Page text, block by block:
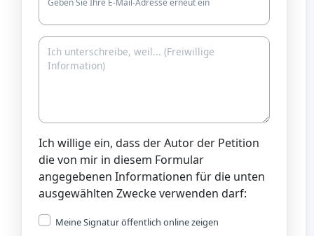
Ich willige ein, dass der Autor der Petition
die von mir in diesem Formular
angegebenen Informationen für die unten
ausgewählten Zwecke verwenden darf:
Meine Signatur öffentlich online zeigen